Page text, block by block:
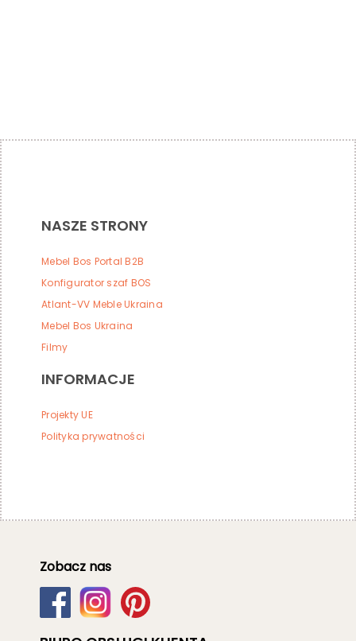
Zobacz nas
NASZE STRONY
Mebel Bos Portal B2B
Konfigurator szaf BOS
Atlant-VV Meble Ukraina
Mebel Bos Ukraina
Filmy
INFORMACJE
Projekty UE
Polityka prywatności